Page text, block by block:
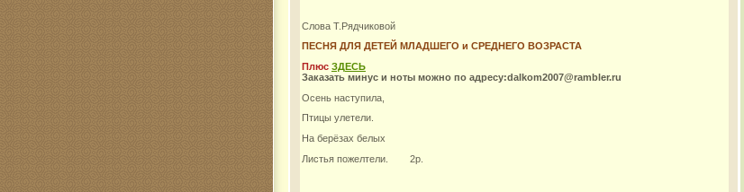
Комарова
Слова Т.Рядчиковой
ПЕСНЯ ДЛЯ ДЕТЕЙ МЛАДШЕГО и СРЕДНЕГО ВОЗРАСТА
Плюс ЗДЕСЬ
Заказать минус и ноты можно по адресу:dalkom2007@rambler.ru
Осень наступила,
Птицы улетели.
На берёзах белых
Листья пожелтели. 2р.